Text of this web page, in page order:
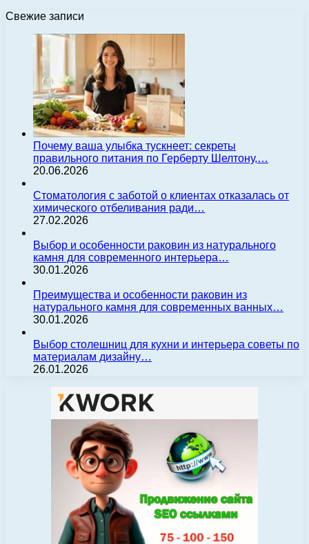
Свежие записи
Почему ваша улыбка тускнеет: секреты
правильного питания по Герберту Шелтону,…
20.06.2026
Стоматология с заботой о клиентах отказалась от
химического отбеливания ради…
27.02.2026
Выбор и особенности раковин из натурального
камня для современного интерьера…
30.01.2026
Преимущества и особенности раковин из
натурального камня для современных ванных…
30.01.2026
Выбор столешниц для кухни и интерьера советы по
материалам дизайну…
26.01.2026